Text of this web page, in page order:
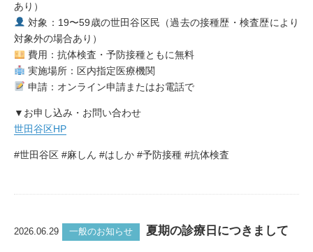
あり）
対象：19〜59歳の世田谷区民（過去の接種歴・検査歴により
対象外の場合あり）
費用：抗体検査・予防接種ともに無料
実施場所：区内指定医療機関
申請：オンライン申請またはお電話で
▼お申し込み・お問い合わせ
世田谷区HP
#世田谷区 #麻しん #はしか #予防接種 #抗体検査
2026.06.29 一般のお知らせ 夏期の診療日につきまして